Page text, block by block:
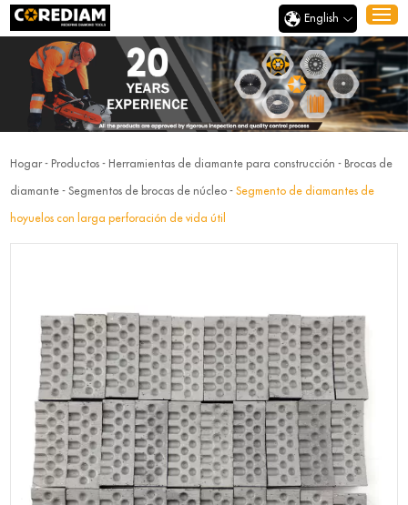
English
Hogar- Productos - Herramientas de diamante para construcción - Brocas de
diamante -Segmentos de brocas de núcleo -Segmento de diamantes de
hoyuelos con larga perforación de vida útil